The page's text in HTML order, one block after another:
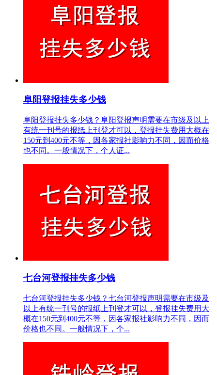
阜阳登报挂失多少钱
阜阳登报挂失多少钱？阜阳登报声明需要在市级及以上
有统一刊号的报纸上刊登才可以，登报挂失费用大概在
150元到400元不等，因各家报社影响力不同，因而价格
也不同。一般情况下，个人证...
七台河登报挂失多少钱
七台河登报挂失多少钱？七台河登报声明需要在市级及
以上有统一刊号的报纸上刊登才可以，登报挂失费用大
概在150元到400元不等，因各家报社影响力不同，因而
价格也不同。一般情况下，个...